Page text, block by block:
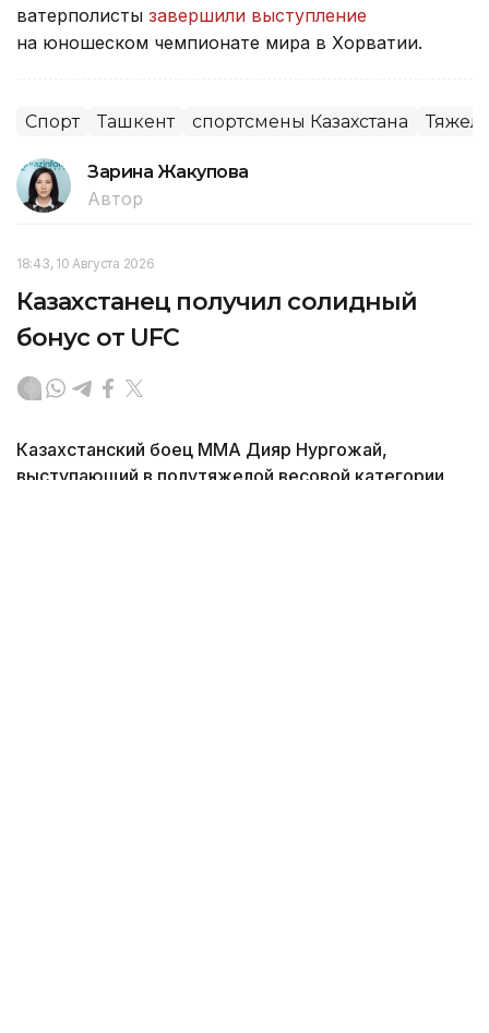
ватерполисты завершили выступление
на юношеском чемпионате мира в Хорватии.
Спорт Ташкент спортсмены Казахстана
Зарина Жакупова
Автор
18:43, 10 Августа 2026
Казахстанец получил солидный
бонус от UFC
Казахстанский боец ММА Дияр Нургожай,
выступающий в полутяжелой весовой категории